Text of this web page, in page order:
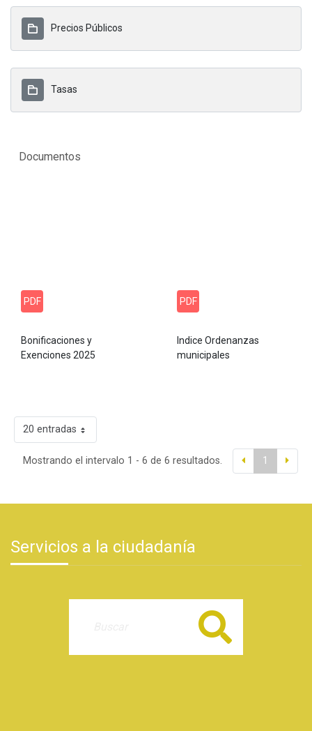
Precios Públicos
Tasas
Documentos
PDF
Bonificaciones y
Exenciones 2025
PDF
Indice Ordenanzas
municipales
20 entradas
Mostrando el intervalo 1 - 6 de 6 resultados. 1
Servicios a la ciudadanía
Buscar